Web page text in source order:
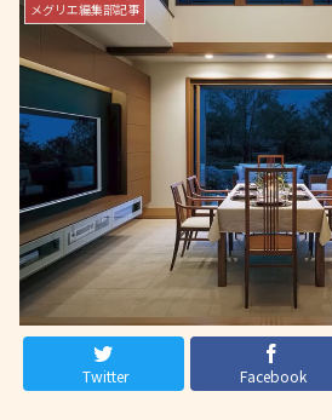
メグリエ編集部記事
Twitter Facebook